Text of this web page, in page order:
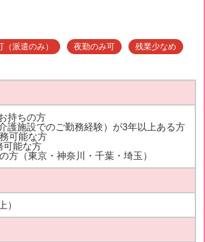
（派遣のみ） 夜勤のみ可 残業少なめ
持ちの方
護施設でのご勤務経験）が3年以上ある方
可能な方
可能な方
方（東京・神奈川・千葉・埼玉）
）